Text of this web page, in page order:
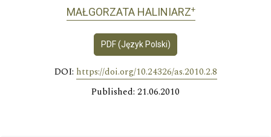
MAŁGORZATA HALINIARZ+
PDF (Język Polski)
DOI: https://doi.org/10.24326/as.2010.2.8
Published: 21.06.2010